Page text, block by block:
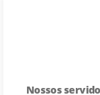
Nossos